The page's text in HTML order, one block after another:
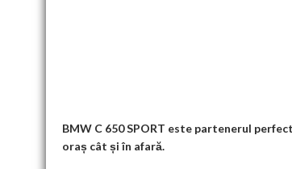
k
p
BMW C 650 SPORT este partenerul
oraș cât și în afară.